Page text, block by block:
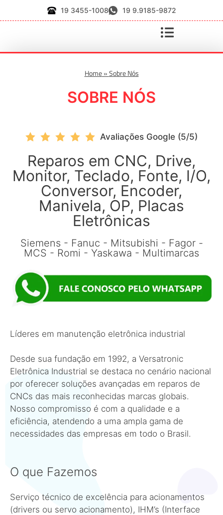
19 3455-1008 19 9.9185-9872
Home»Sobre Nós
SOBRE NÓS
Avaliações Google (5/5)
Reparos em CNC, Drive,
Monitor, Teclado, Fonte, I/O,
Conversor, Encoder,
Manivela, OP, Placas
Eletrônicas
Siemens - Fanuc - Mitsubishi - Fagor -
MCS - Romi - Yaskawa - Multimarcas
Líderes em manutenção eletrônica industrial
Desde sua fundação em 1992, a Versatronic
Eletrônica Industrial se destaca no cenário nacional
por oferecer soluções avançadas em reparos de
CNCs das mais reconhecidas marcas globais.
Nosso compromisso é com a qualidade e a
eficiência, atendendo a uma ampla gama de
necessidades das empresas em todo o Brasil.
O que Fazemos
Serviço técnico de excelência para acionamentos
(drivers ou servo acionamento), IHM’s (Interface